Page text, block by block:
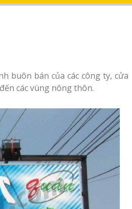
buôn bán của các công ty, cửa
các vùng nông thôn.